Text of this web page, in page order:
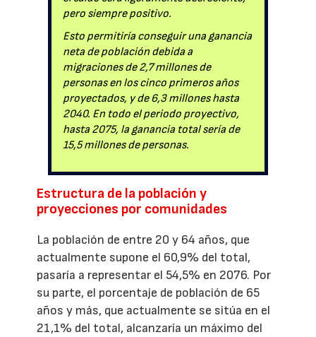
pero siempre positivo.
Esto permitiría conseguir una ganancia
neta de población debida a
migraciones de 2,7 millones de
personas en los cinco primeros años
proyectados, y de 6,3 millones hasta
2040. En todo el periodo proyectivo,
hasta 2075, la ganancia total sería de
15,5 millones de personas.
Estructura de la población y
proyecciones por comunidades
La población de entre 20 y 64 años, que
actualmente supone el 60,9% del total,
pasaría a representar el 54,5% en 2076. Por
su parte, el porcentaje de población de 65
años y más, que actualmente se sitúa en el
21,1% del total, alcanzaría un máximo del